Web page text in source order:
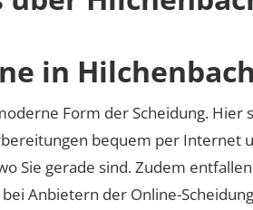
in Hilchenbach
Form der Scheidung. Hier
bequem per Internet
Sie gerade sind. Zudem
Anbietern der Online-